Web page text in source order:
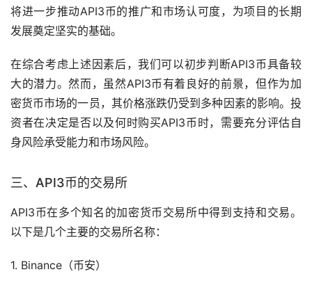
将进一步推动API3币的推广和市场认可度，为项目的长期
发展奠定坚实的基础。
在综合考虑上述因素后，我们可以初步判断API3币具备较
大的潜力。然而，虽然API3币有着良好的前景，但作为加
密货币市场的一员，其价格涨跌仍受到多种因素的影响。投
资者在决定是否以及何时购买API3币时，需要充分评估自
身风险承受能力和市场风险。
三、API3币的交易所
API3币在多个知名的加密货币交易所中得到支持和交易。
以下是几个主要的交易所名称：
1. Binance（币安）